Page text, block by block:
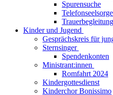
Spurensuche
Trauerbegleitung
Kinder und Jugend
Gesprächskreis für
Sternsinger
Spendenkonten
Ministrant:innen
Romfahrt 2024
Kindergottesdienst
Kinderchor Bonissimo